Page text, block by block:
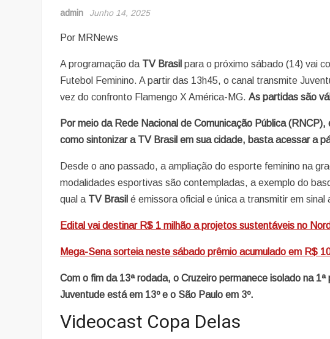
admin Junho 14, 2025
Por MRNews
A programação da TV Brasil para o próximo sábado (14) vai
Futebol Feminino. A partir das 13h45, o canal transmite
vez do confronto Flamengo X América-MG.As partidas são
Por meio da Rede Nacional de Comunicação Pública
como sintonizar a TV Brasil em sua cidade, basta acessar a
Desde o ano passado, a ampliação do esporte feminino na
modalidades esportivas são contempladas, a exemplo do
qual a TV Brasil é emissora oficial e única a transmitir em sinal
Edital vai destinar R$ 1 milhão a projetos sustentáveis no
Mega-Sena sorteia neste sábado prêmio acumulado em R$
Com o fim da 13ª rodada, o Cruzeiro permanece isolado na
Juventude está em 13º e o São Paulo em 3º.
Videocast Copa Delas